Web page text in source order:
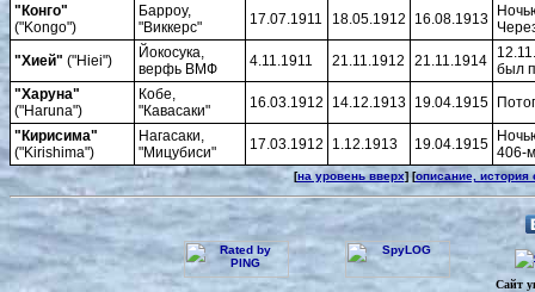
"Конго"
("Kongo")
Барроу,
"Виккерс"
17.07.1911 18.05.1912 16.08.1913
"Хией" ("Hiei")
Йокосука,
верфь ВМФ
4.11.1911 21.11.1912 21.11.1914 был
"Харуна"
("Haruna")
Кобе,
"Кавасаки"
16.03.1912 14.12.1913 19.04.1915
"Кирисима"
("Kirishima")
Нагасаки,
"Мицубиси"
17.03.1912 1.12.1913 19.04.1915 406-
[на уровень вверх] [описание,
Сайт